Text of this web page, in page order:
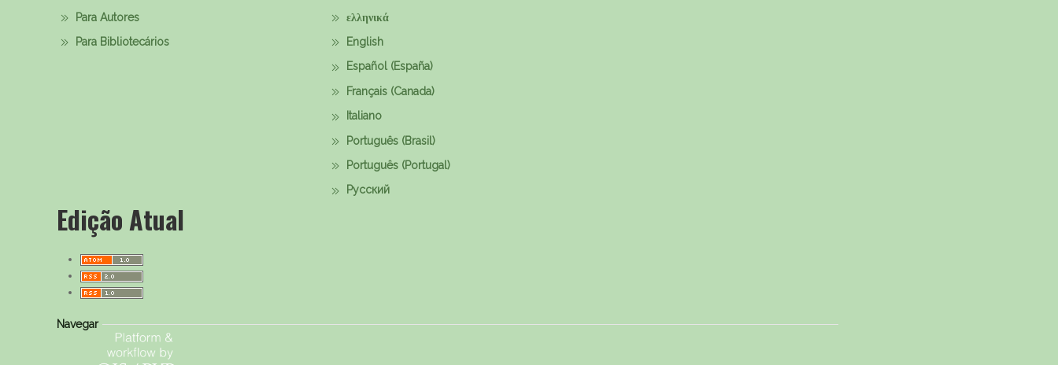
Para Autores
Para Bibliotecários
ελληνικά
English
Español (España)
Français (Canada)
Italiano
Português (Brasil)
Português (Portugal)
Русский
Edição Atual
Navegar